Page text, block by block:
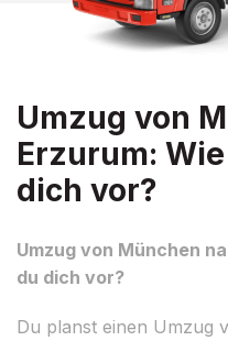
Umzug von
Erzurum:
dich vor?
Umzug von München
du dich vor?
Du planst einen Umzug